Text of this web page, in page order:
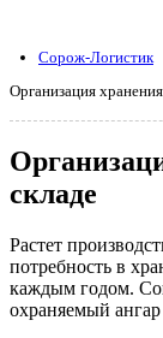
Сорож-Логистик
Организация
складе
Растет
потребность в
каждым годом.
охраняемый